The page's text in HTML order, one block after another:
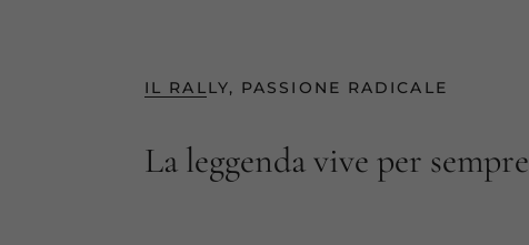
IL RALLY, PASSIONE RADICALE
La leggenda vive per sempre